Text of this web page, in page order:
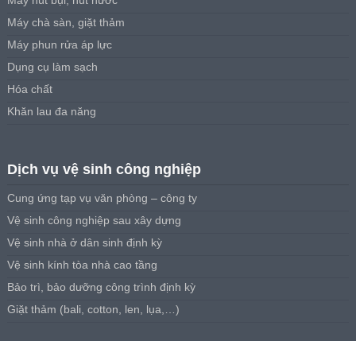
Máy chà sàn, giặt thảm
Máy phun rửa áp lực
Dụng cụ làm sạch
Hóa chất
Khăn lau đa năng
Dịch vụ vệ sinh công nghiệp
Cung ứng tạp vụ văn phòng – công ty
Vệ sinh công nghiệp sau xây dựng
Vệ sinh nhà ở dân sinh định kỳ
Vệ sinh kính tòa nhà cao tầng
Bảo trì, bảo dưỡng công trình định kỳ
Giặt thảm (bali, cotton, len, lụa,…)